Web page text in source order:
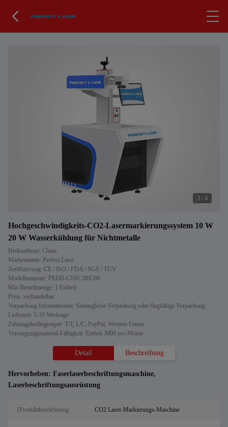
3 / 4
Hochgeschwindigkeits-CO2-Lasermarkierungssystem 10 W
20 W Wasserkühlung für Nichtmetalle
Herkunftsort: China
Markenname: Perfect Laser
Zertifizierung: CE / ISO / FDA / SGS / TUV
Modellnummer: PEDB-C10/C30/C60
Min Bestellmenge: 1 Einheit
Preis: verhandelbar
Verpackung Informationen: Seetaugliche Verpackung oder flugfähige Verpackung
Lieferzeit: 5-10 Werktage
Zahlungsbedingungen: T/T, L/C, PayPal, Western Union
Versorgungsmaterial-Fähigkeit: Einheit 3000 pro Monat
Detail Beschreibung
Hervorheben: Faserlaserbeschriftungsmaschine,
Laserbeschriftungsausrüstung
1Produktbezeichnung: CO2 Laser-Markierungs-Maschine